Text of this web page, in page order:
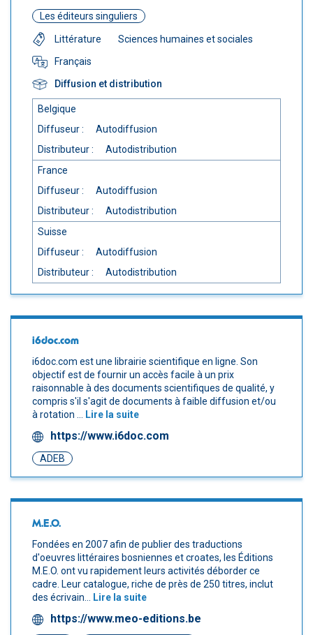
Les éditeurs singuliers
Littérature
Sciences humaines et sociales
Français
Diffusion et distribution
Belgique
Diffuseur :
Autodiffusion
Distributeur :
Autodistribution
France
Diffuseur :
Autodiffusion
Distributeur :
Autodistribution
Suisse
Diffuseur :
Autodiffusion
Distributeur :
Autodistribution
i6doc.com
i6doc.com est une librairie scientifique en ligne. Son
objectif est de fournir un accès facile à un prix
raisonnable à des documents scientifiques de qualité, y
compris s'il s'agit de documents à faible diffusion et/ou
à rotation ... Lire la suite
https://www.i6doc.com
ADEB
M.E.O.
Fondées en 2007 afin de publier des traductions
d'oeuvres littéraires bosniennes et croates, les Éditions
M.E.O. ont vu rapidement leurs activités déborder ce
cadre. Leur catalogue, riche de près de 250 titres, inclut
des écrivain... Lire la suite
https://www.meo-editions.be